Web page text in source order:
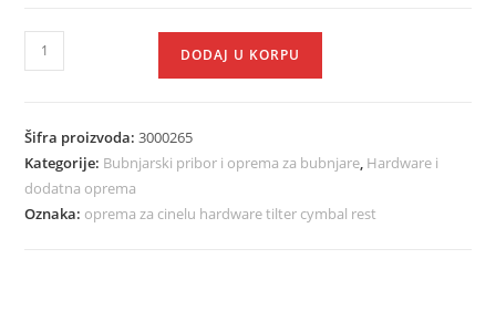
DODAJ U KORPU
Šifra proizvoda:3000265
Kategorije: Bubnjarski pribor i oprema za bubnjare, Hardware i
dodatna oprema
Oznaka: oprema za cinelu hardware tilter cymbal rest